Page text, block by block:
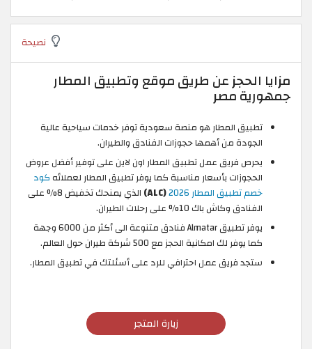
نصيحة
مزايا الحجز عن طريق موقع وتطبيق المطار
جمهورية مصر
تطبيق المطار هو منصة سعودية توفر خدمات سياحية عالية
الجودة من أهمها حجوزات الفنادق والطيران.
يحرص فريق عمل تطبيق المطار اون لاين على توفير أفضل عروض
الحجوزات بأسعار مناسبة كما يوفر تطبيق المطار لعملائه كود
خصم تطبيق المطار 2026
(ALC)
الذي يمنحك تخفيض 8% على
الفنادق وكاش باك 10% على رحلات الطيران.
يوفر تطبيق Almatar فنادق متنوعة الى أكثر من 6000 وجهة
كما يوفر لك امكانية الحجز مع 500 شركة طيران حول العالم.
ستجد فريق عمل احترافي للرد على أسئلتك في تطبيق المطار.
زيارة المتجر